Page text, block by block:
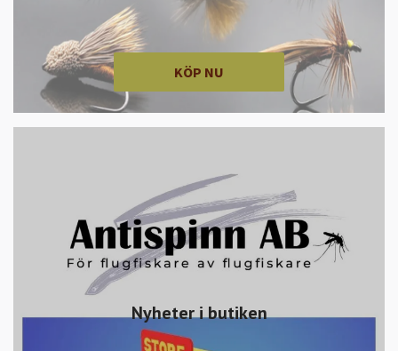
KÖP NU
Nyheter i butiken